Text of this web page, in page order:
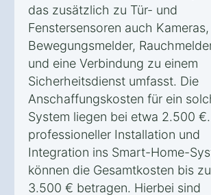
das zusätzlich zu Tür- und
Fenstersensoren auch Kameras,
Bewegungsmelder,
und eine Verbindung zu einem
Sicherheitsdienst umfasst. Die
Anschaffungskosten für ein
System liegen bei etwa 2.500
professioneller Installation und
Integration ins Smart-Home-
können die Gesamtkosten bis zu
3.500 € betragen. Hierbei sind